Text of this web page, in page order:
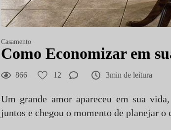
Casamento
Como Economizar em
866 12 3min de leitura
Um grande amor apareceu em sua
juntos e chegou o momento de planejar o